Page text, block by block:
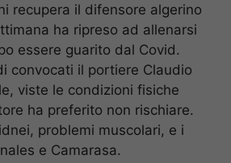
recupera il difensore algerino
ha ripreso ad allenarsi
essere guarito dal Covid.
convocati il portiere Claudio
viste le condizioni fisiche
ha preferito non rischiare.
problemi muscolari, e i
e Camarasa.